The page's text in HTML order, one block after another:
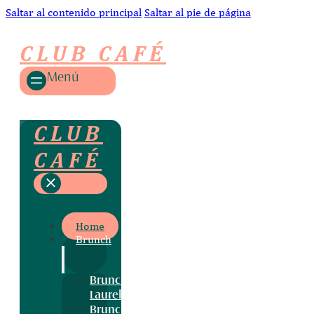
Saltar al contenido principal Saltar al pie de página
CLUB CAFÉ
Menú
CLUB
CAFÉ
Home
Brunch
Brunch
Laurel
Brunch